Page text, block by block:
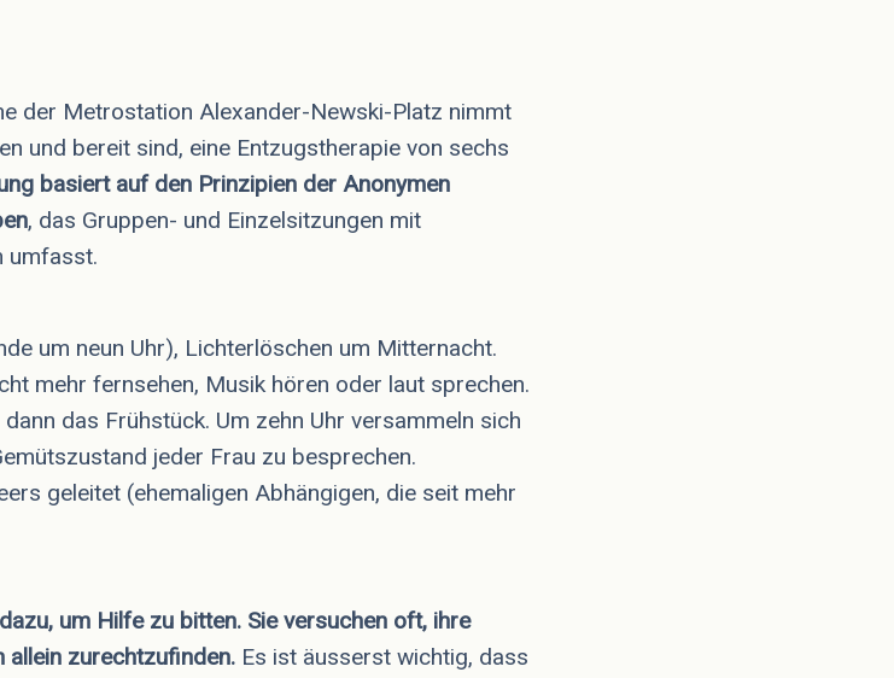
der Metrostation Alexander-Newski-Platz nimmt
und bereit sind, eine Entzugstherapie von sechs
basiert auf den Prinzipien der Anonymen
, das Gruppen- und Einzelsitzungen mit
umfasst.
um neun Uhr), Lichterlöschen um Mitternacht.
mehr fernsehen, Musik hören oder laut sprechen.
das Frühstück. Um zehn Uhr versammeln sich
jeder Frau zu besprechen.
geleitet (ehemaligen Abhängigen, die seit mehr
um Hilfe zu bitten. Sie versuchen oft, ihre
allein zurechtzufinden. Es ist äusserst wichtig, dass